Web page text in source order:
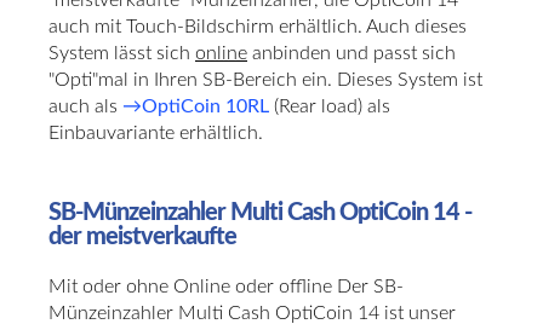
auch mit Touch-Bildschirm erhältlich. Auch dieses
System lässt sich online anbinden und passt sich
"Opti"mal in Ihren SB-Bereich ein. Dieses System ist
auch als →OptiCoin 10RL (Rear load) als
Einbauvariante erhältlich.
SB-Münzeinzahler Multi Cash OptiCoin 14 -
der meistverkaufte
Mit oder ohne Online oder offline Der SB-
Münzeinzahler Multi Cash OptiCoin 14 ist unser